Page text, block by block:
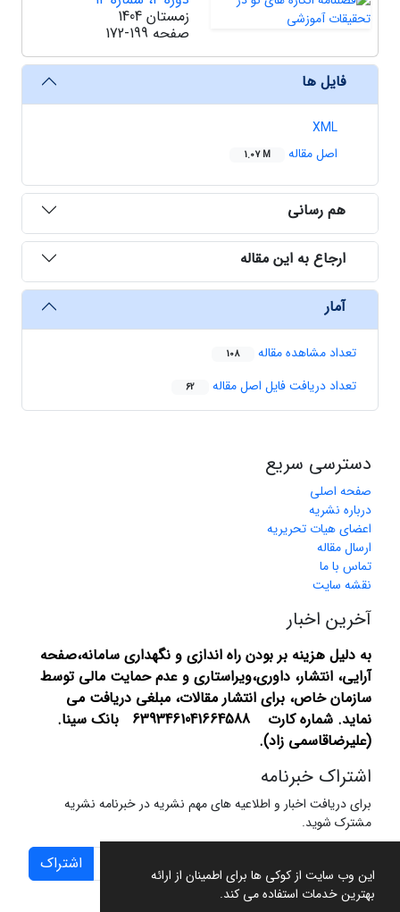
این وب سایت از کوکی ها برای اطمینان از ارائه
بهترین خدمات استفاده می کند.
زمستان 1404
صفحه 172-199
فایل ها
XML
اصل مقاله
1.07 M
هم رسانی
ارجاع به این مقاله
آمار
تعداد مشاهده مقاله 108
تعداد دریافت فایل اصل مقاله 62
دسترسی سریع
صفحه اصلی
درباره نشریه
اعضای هیات تحریریه
ارسال مقاله
تماس با ما
نقشه سایت
آخرین اخبار
به دلیل هزینه بر بودن راه اندازی و نگهداری سامانه،صفحه
آرایی، انتشار، داوری،ویراستاری و عدم حمایت مالی توسط
سازمان خاص، برای انتشار مقالات، مبلغی دریافت می
نماید.
شماره کارت 6393461041664588 بانک سینا.
(علیرضاقاسمی زاد).
اشتراک خبرنامه
برای دریافت اخبار و اطلاعیه های مهم نشریه در خبرنامه نشریه
مشترک شوید.
اشتراک